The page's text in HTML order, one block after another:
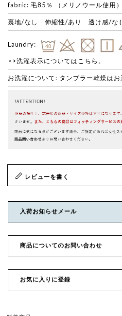
fabric: 毛85％ （メリノウール使
裏地/なし 伸縮性/あり 透け感/な
Laundry:
>>洗濯表示についてはこちら。
お洗濯について: タンブラー乾燥はお
レビューを書く
入荷お知らせメール
商品についてのお問い合わせ
お気に入りに登録